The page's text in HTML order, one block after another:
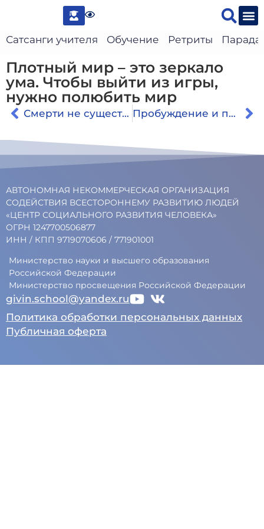
Сатсанги учителя Обучение Ретриты
Плотный мир – это зеркало
ума. Чтобы выйти из игры,
нужно полюбить мир
Смерти не существует Пробуждение и просветление — архивные сатсанги Генадия Гивина
АВТОНОМНАЯ НЕКОММЕРЧЕСКАЯ ОРГАНИЗАЦИЯ
СОДЕЙСТВИЯ ВСЕСТОРОННЕМУ РАЗВИТИЮ ЛЮДЕЙ
«ЦЕНТР СОЦИАЛЬНОГО РАЗВИТИЯ ЧЕЛОВЕКА»
ОГРН 1247700506877
ИНН / КПП 9719070606 / 771901001
Министерство науки и высшего образования
Российской Федерации
Министерство просвещения Российской Федерации
givin.school@yandex.ru
Политика обработки персональных данных
Публичная оферта